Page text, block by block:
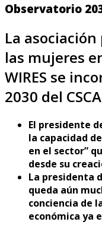
Observatorio
La
las mujeres
WIRES se
2030 del
El presidente
la capacidad
en el sector”
desde su
La presidenta
queda aún
conciencia de
económica ya